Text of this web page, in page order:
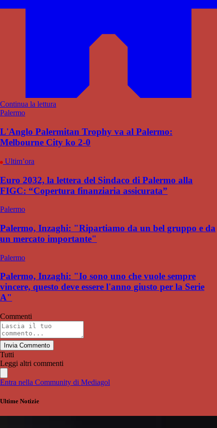
Continua la lettura
Palermo
L'Anglo Palermitan Trophy va al Palermo:
Melbourne City ko 2-0
Ultim’ora
Euro 2032, la lettera del Sindaco di Palermo alla
FIGC: “Copertura finanziaria assicurata”
Palermo
Palermo, Inzaghi: "Ripartiamo da un bel gruppo e da
un mercato importante"
Palermo
Palermo, Inzaghi: "Io sono uno che vuole sempre
vincere, questo deve essere l'anno giusto per la Serie
A"
Commenti
Invia Commento
Tutti
Leggi altri commenti
Entra nella Community di Mediagol
Ultime Notizie